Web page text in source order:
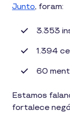
Junto, foram:
3.353
1.394
60
Estamos
fortalece